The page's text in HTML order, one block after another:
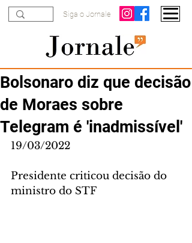
Siga o Jornale
Bolsonaro diz que decisão
de Moraes sobre
Telegram é 'inadmissível'
19/03/2022
Presidente criticou decisão do
ministro do STF